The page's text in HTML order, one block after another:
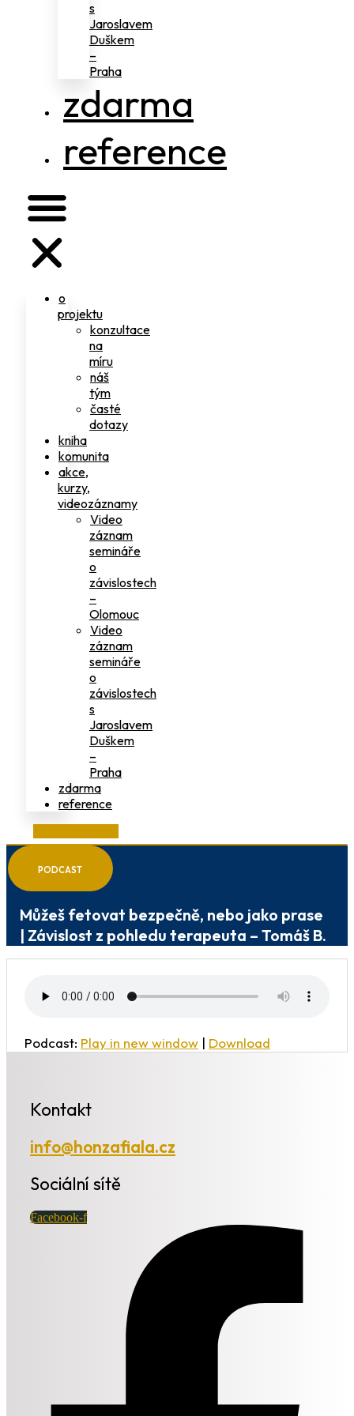
s
Jaroslavem
Duškem
–
Praha
zdarma
reference
o
projektu
konzultace
na
míru
náš
tým
časté
dotazy
kniha
komunita
akce,
kurzy,
videozáznamy
Video
záznam
semináře
o
závislostech
–
Olomouc
Video
záznam
semináře
o
závislostech
s
Jaroslavem
Duškem
–
Praha
zdarma
reference
PODCAST
Můžeš fetovat bezpečně, nebo jako prase
| Závislost z pohledu terapeuta – Tomáš B.
Podcast: Play in new window | Download
Kontakt
info@honzafiala.cz
Sociální sítě
Facebook-f